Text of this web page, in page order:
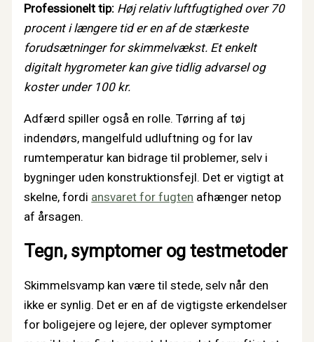
Professionelt tip: Høj relativ luftfugtighed over 70
procent i længere tid er en af de stærkeste
forudsætninger for skimmelvækst. Et enkelt
digitalt hygrometer kan give tidlig advarsel og
koster under 100 kr.
Adfærd spiller også en rolle. Tørring af tøj
indendørs, mangelfuld udluftning og for lav
rumtemperatur kan bidrage til problemer, selv i
bygninger uden konstruktionsfejl. Det er vigtigt at
skelne, fordi ansvaret for fugten afhænger netop
af årsagen.
Tegn, symptomer og testmetoder
Skimmelsvamp kan være til stede, selv når den
ikke er synlig. Det er en af de vigtigste erkendelser
for boligejere og lejere, der oplever symptomer